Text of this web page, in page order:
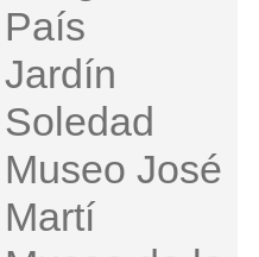
País
Jardín
Soledad
Museo José
Martí